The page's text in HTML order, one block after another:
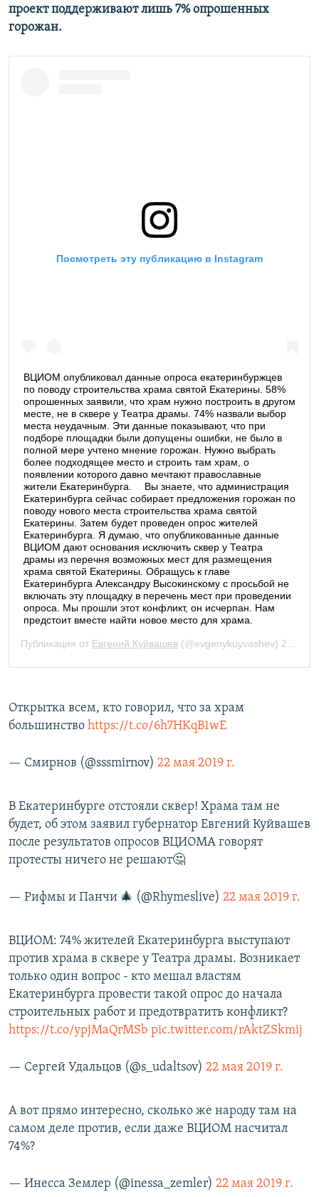
проект поддерживают лишь 7% опрошенных
горожан.
Открытка всем, кто говорил, что за храм
большинство https://t.co/6h7HKqB1wE
— Смирнов (@sssmirnov) 22 мая 2019 г.
В Екатеринбурге отстояли сквер! Храма там не
будет, об этом заявил губернатор Евгений Куйвашев
после результатов опросов ВЦИОМА говорят
протесты ничего не решают🤔
— Рифмы и Панчи 🎄 (@Rhymeslive) 22 мая 2019 г.
ВЦИОМ: 74% жителей Екатеринбурга выступают
против храма в сквере у Театра драмы. Возникает
только один вопрос - кто мешал властям
Екатеринбурга провести такой опрос до начала
строительных работ и предотвратить конфликт?
https://t.co/ypjMaQrMSb pic.twitter.com/rAktZSkmij
— Сергей Удальцов (@s_udaltsov) 22 мая 2019 г.
А вот прямо интересно, сколько же народу там на
самом деле против, если даже ВЦИОМ насчитал
74%?
— Инесса Землер (@inessa_zemler) 22 мая 2019 г.